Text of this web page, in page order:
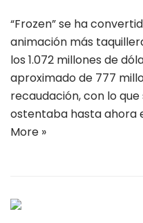
“Frozen” se ha
animación más
los 1.072 millones de
aproximado de 777
recaudación, con lo que
ostentaba hasta ahora
More »